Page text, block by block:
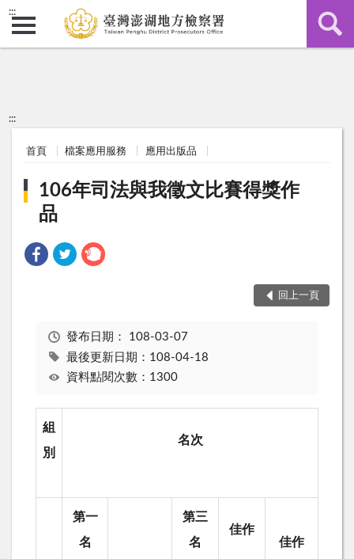
:::
:::
首頁 檔案應用服務 應用出版品
106年司法與我徵文比賽得獎作
品
回上一頁
發布日期： 108-03-07
最後更新日期：108-04-18
資料點閱次數：1300
組
別
名次
第一
名
第三
名
佳作
佳作